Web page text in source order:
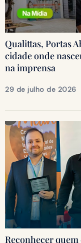
Qualittas, Portas
cidade onde
na imprensa
29 de julho de 2026
Reconhecer